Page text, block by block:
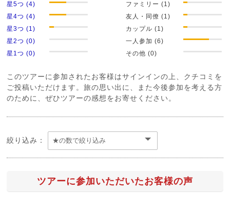
星5つ (4)
星4つ (4)
星3つ (1)
星2つ (0)
星1つ (0)
ファミリー (1)
友人・同僚 (1)
カップル (1)
一人参加 (6)
その他 (0)
このツアーに参加されたお客様はサインインの上、クチコミを
ご投稿いただけます。旅の思い出に、また今後参加を考える方
のために、ぜひツアーの感想をお寄せください。
絞り込み：
ツアーに参加いただいたお客様の声